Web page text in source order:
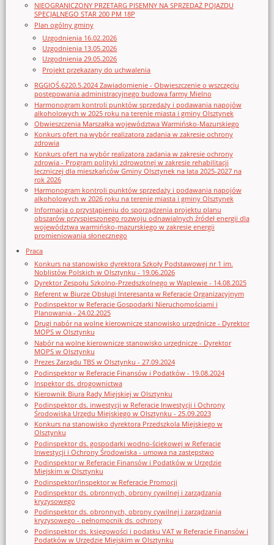
NIEOGRANICZONY PRZETARG PISEMNY NA SPRZEDAŻ POJAZDU
SPECJALNEGO STAR 200 PM 18P
Plan ogólny gminy
Uzgodnienia 16.02.2026
Uzgodnienia 13.05.2026
Uzgodnienia 29.05.2026
Projekt przekazany do uchwalenia
RGGIOŚ.6220.5.2024 Zawiadomienie - Obwieszczenie o wszczęciu
postępowania administracyjnego budowa farmy Mielno
Harmonogram kontroli punktów sprzedaży i podawania napojów
alkoholowych w 2025 roku na terenie miasta i gminy Olsztynek
Obwieszczenia Marszałka województwa Warmińsko-Mazurskiego
Konkurs ofert na wybór realizatora zadania w zakresie ochrony
zdrowia
Konkurs ofert na wybór realizatora zadania w zakresie ochrony
zdrowia - Program polityki zdrowotnej w zakresie rehabilitacji
leczniczej dla mieszkańców Gminy Olsztynek na lata 2025-2027 na
rok 2026
Harmonogram kontroli punktów sprzedaży i podawania napojów
alkoholowych w 2026 roku na terenie miasta i gminy Olsztynek
Informacja o przystąpieniu do sporządzenia projektu planu
obszarów przyspieszonego rozwoju odnawialnych źródeł energii dla
województwa warmińsko-mazurskiego w zakresie energii
promieniowania słonecznego
Praca
Konkurs na stanowisko dyrektora Szkoły Podstawowej nr 1 im.
Noblistów Polskich w Olsztynku - 19.06.2026
Dyrektor Zespołu Szkolno-Przedszkolnego w Waplewie - 14.08.2025
Referent w Biurze Obsługi Interesanta w Referacie Organizacyjnym
Podinspektor w Referacie Gospodarki Nieruchomościami i
Planowania - 24.02.2025
Drugi nabór na wolne kierownicze stanowisko urzędnicze - Dyrektor
MOPS w Olsztynku
Nabór na wolne kierownicze stanowisko urzędnicze - Dyrektor
MOPS w Olsztynku
Prezes Zarządu TBS w Olsztynku - 27.09.2024
Podinspektor w Referacie Finansów i Podatków - 19.08.2024
Inspektor ds. drogownictwa
Kierownik Biura Rady Miejskiej w Olsztynku
Podinspektor ds. inwestycji w Referacie Inwestycji i Ochrony
Środowiska Urzędu Miejskiego w Olsztynku - 25.09.2023
Konkurs na stanowisko dyrektora Przedszkola Miejskiego w
Olsztynku
Podinspektor ds. gospodarki wodno-ściekowej w Referacie
Inwestycji i Ochrony Środowiska - umowa na zastępstwo
Podinspektor w Referacie Finansów i Podatków w Urzędzie
Miejskim w Olsztynku
Podinspektor/inspektor w Referacie Promocji
Podinspektor ds. obronnych, obrony cywilnej i zarządzania
kryzysowego
Podinspektor ds. obronnych, obrony cywilnej i zarządzania
kryzysowego - pełnomocnik ds. ochrony
Podinspektor ds. księgowości i podatku VAT w Referacie Finansów i
Podatków w Urzędzie Miejskim w Olsztynku